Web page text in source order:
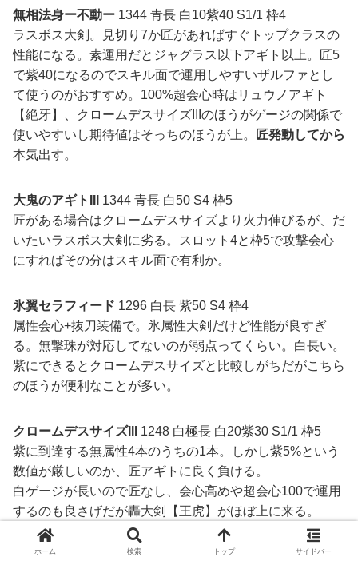
無相法身ー不動ー 1344 青長 白10紫40 S1/1 枠4
ラスボス大剣。見切り7か匠があればすぐトップクラスの
性能になる。素運用だとジャグラス以下アギト以上。匠5
で紫40になるのでスキル面で運用しやすいザルファとし
て使うのがおすすめ。100%超会心時はリュウノアギト
【絶牙】、クロームデスサイズIIIのほうがゲージの関係で
使いやすいし期待値はそっちのほうが上。
匠発動してから
本気出す。
大鬼のアギトIII
1344 青長 白50 S4 枠5
匠がある場合はクロームデスサイズより火力伸びるが、だ
いたいラスボス大剣に劣る。スロット4と枠5で攻撃会心
にすればその分はスキル面で有利か。
氷翼セラフィード 1296 白長 紫50 S4 枠4
属性会心+抜刀装備で。氷属性大剣だけど性能が良すぎ
る。無撃珠が対応してないのが弱点ってくらい。白長い。
紫にできるとクロームデスサイズと比較しがちだがこちら
のほうが便利なことが多い。
クロームデスサイズIII
1248 白極長 白20紫30 S1/1 枠5
紫に到達する無属性4本のうちの1本。しかし紫5%という
数値が厳しいのか、匠アギトに良く負ける。
白ゲージが長いので匠なし、会心高めや超会心100で運用
するのも良さげだが轟大剣【王虎】がほぼ上に来る。
負けるは負けるが上から数えて5番目にはだいたいいるん
だよね…。火力スキルより生存スキルに持っていくなど、
ホーム 検索 トップ サイドバー